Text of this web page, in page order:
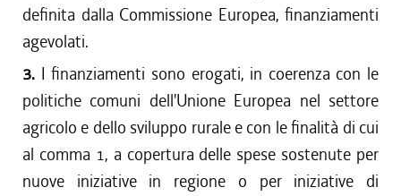
definita dalla Commissione Europea, finanziamenti
agevolati.
3. I finanziamenti sono erogati, in coerenza con le
politiche comuni dell'Unione Europea nel settore
agricolo e dello sviluppo rurale e con le finalità di cui
al comma 1, a copertura delle spese sostenute per
nuove iniziative in regione o per iniziative di